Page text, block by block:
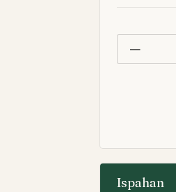
Ispahan